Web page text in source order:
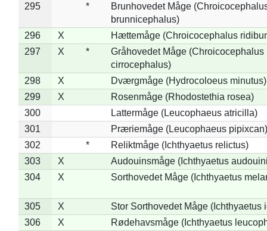
295
*
Brunhovedet Måge
brunnicephalus)
296
X
Hættemåge (Chroicocephalus
297
X *
Gråhovedet Måge (Chroicocephalus
cirrocephalus)
298
X
Dværgmåge (Hydrocoloeus minutus)
299
X
Rosenmåge (Rhodostethia rosea)
300
Lattermåge (Leucophaeus atricilla)
301
Præriemåge (Leucophaeus pipixcan)
302
*
Reliktmåge (Ichthyaetus relictus)
303
X
Audouinsmåge (Ichthyaetus
304
X Sorthovedet Måge (Ichthyaetus
305 X
Stor Sorthovedet Måge (Ichthyaetus
306
X
Rødehavsmåge (Ichthyaetus